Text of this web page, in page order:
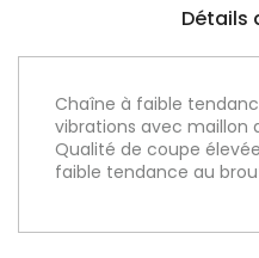
Détails
Chaîne à faible
vibrations avec maillon
Qualité de coupe
faible tendance au